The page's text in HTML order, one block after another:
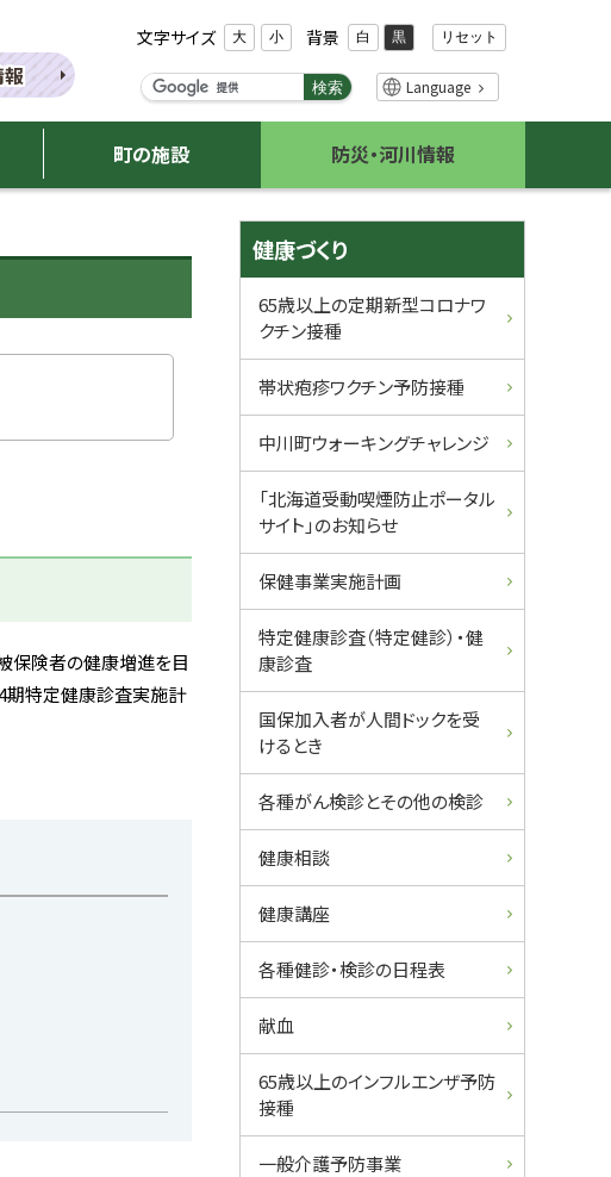
文字サイズ 大 小 背景 白 黒 リセット
検
ー
ワ
検索 Language
町の施設 防災・河川情報
保険者の健康増進を目
4期特定健康診査実施計
サ
イ
メ
ニ
ュ
ー
健康づくり
65歳以上の定期新型コロナワ
クチン接種
帯状疱疹ワクチン予防接種
中川町ウォーキングチャレンジ
「北海道受動喫煙防止ポータル
サイト」のお知らせ
保健事業実施計画
特定健康診査（特定健診）・健
康診査
国保加入者が人間ドックを受
けるとき
各種がん検診とその他の検診
健康相談
健康講座
各種健診・検診の日程表
献血
65歳以上のインフルエンザ予防
接種
一般介護予防事業